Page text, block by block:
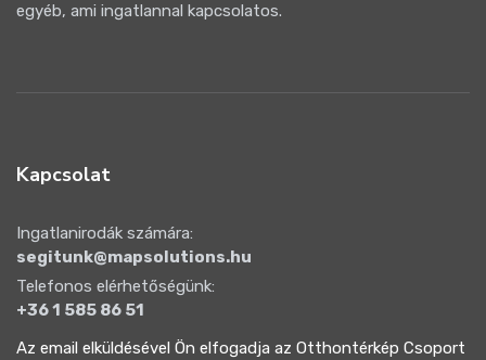
egyéb, ami ingatlannal kapcsolatos.
Kapcsolat
Ingatlanirodák számára:
segitunk@mapsolutions.hu
Telefonos elérhetőségünk:
+36 1 585 86 51
Az email elküldésével Ön elfogadja az Otthontérkép Csoport